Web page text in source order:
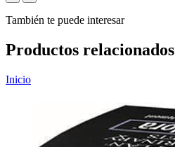
También te puede interesar
Productos relacionados
Inicio